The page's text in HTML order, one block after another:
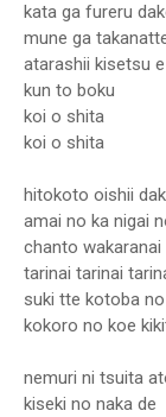
kata ga fureru
mune ga
atarashii kisetsu
kun to boku
koi o shita
koi o shita
hitokoto oishii
amai no ka nigai
chanto wakaranai
tarinai tarinai
suki tte kotoba
kokoro no koe
nemuri ni tsuita
kiseki no naka de